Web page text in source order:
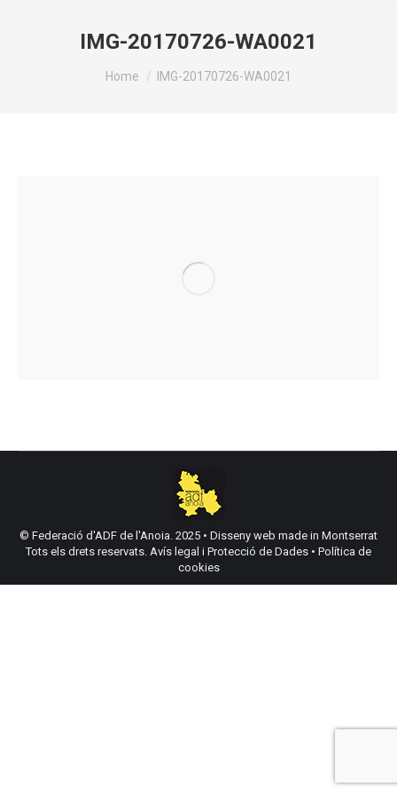
IMG-20170726-WA0021
You are here:
Home IMG-20170726-WA0021
© Federació d'ADF de l'Anoia. 2025 • Disseny web made in Montserrat
Tots els drets reservats. Avís legal i Protecció de Dades • Política de
cookies